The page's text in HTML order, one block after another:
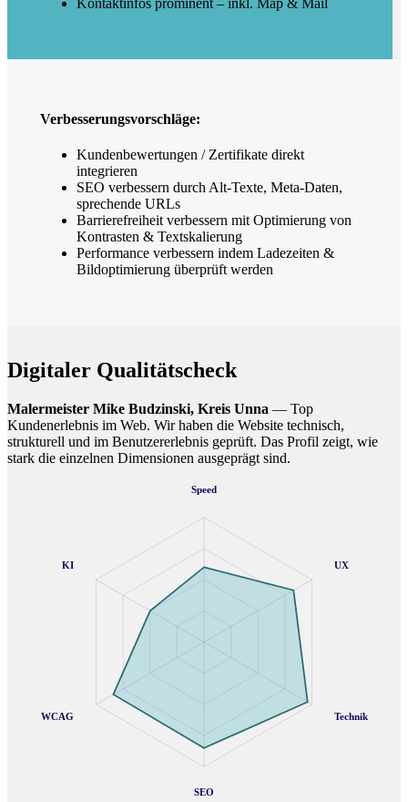
Verbesserungsvorschläge:
Kundenbewertungen / Zertifikate direkt
integrieren
SEO verbessern durch Alt‑Texte, Meta‑Daten,
sprechende URLs
Barrierefreiheit verbessern mit Optimierung von
Kontrasten & Textskalierung
Performance verbessern indem Ladezeiten &
Bildoptimierung überprüft werden
Digitaler Qualitätscheck
Malermeister Mike Budzinski, Kreis Unna — Top
Kundenerlebnis im Web. Wir haben die Website technisch,
strukturell und im Benutzererlebnis geprüft. Das Profil zeigt, wie
stark die einzelnen Dimensionen ausgeprägt sind.
Speed
UX
Technik
SEO
WCAG
KI